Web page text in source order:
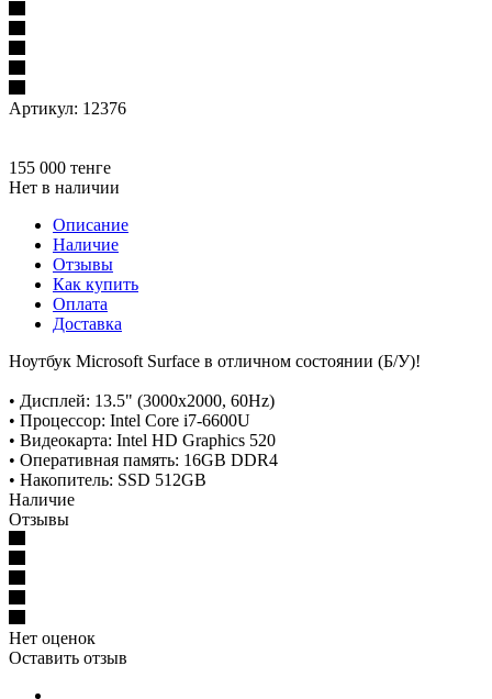
Артикул: 12376
155 000 тенге
Нет в наличии
Описание
Наличие
Отзывы
Как купить
Оплата
Доставка
Ноутбук Microsoft Surface в отличном состоянии (Б/У)!
• Дисплей: 13.5" (3000x2000, 60Hz)
• Процессор: Intel Core i7-6600U
• Видеокарта: Intel HD Graphics 520
• Оперативная память: 16GB DDR4
• Накопитель: SSD 512GB
Наличие
Отзывы
Нет оценок
Оставить отзыв